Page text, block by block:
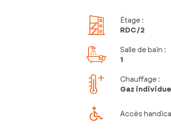
Étage :
RDC/2
Salle de bain :
1
Chauffage :
Gaz
Accès